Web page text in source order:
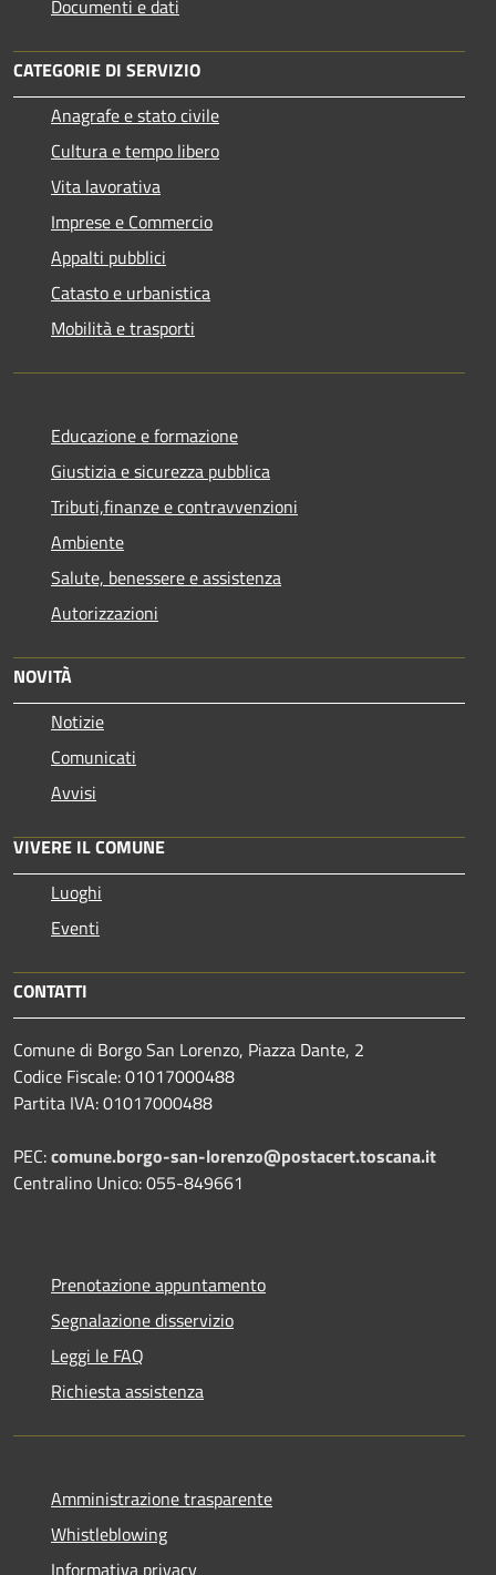
Documenti e dati
CATEGORIE DI SERVIZIO
Anagrafe e stato civile
Cultura e tempo libero
Vita lavorativa
Imprese e Commercio
Appalti pubblici
Catasto e urbanistica
Mobilità e trasporti
Educazione e formazione
Giustizia e sicurezza pubblica
Tributi,finanze e contravvenzioni
Ambiente
Salute, benessere e assistenza
Autorizzazioni
NOVITÀ
Notizie
Comunicati
Avvisi
VIVERE IL COMUNE
Luoghi
Eventi
CONTATTI
Comune di Borgo San Lorenzo, Piazza Dante, 2
Codice Fiscale: 01017000488
Partita IVA: 01017000488
PEC:comune.borgo-san-lorenzo@postacert.toscana.it
Centralino Unico: 055-849661
Prenotazione appuntamento
Segnalazione disservizio
Leggi le FAQ
Richiesta assistenza
Amministrazione trasparente
Whistleblowing
Informativa privacy